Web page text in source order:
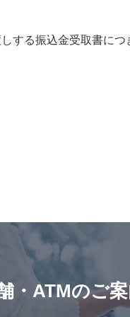
する振込金受取書につ
・ATMのご